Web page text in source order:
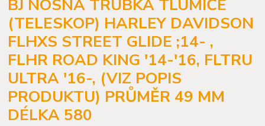
BJ NOSNÁ TRUBKA TLUMIČE
(TELESKOP) HARLEY DAVIDSON
FLHXS STREET GLIDE ;14- ,
FLHR ROAD KING '14-'16, FLTRU
ULTRA '16-, (VIZ POPIS
PRODUKTU) PRŮMĚR 49 MM
DÉLKA 580